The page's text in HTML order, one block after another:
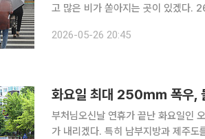
고 많은 비가 쏟아지는 곳이 있겠다. 26일 기상청에 따르면 27일은 서해남부해상에서 동쪽으로 이
서 비가 내리겠고, 전남과 경상권, 제
2026-05-26 20:45
화요일 최대 250㎜ 폭우,
부처님오신날 연휴가 끝난 화요일인
가 내리겠다. 특히 남부지방과 제주